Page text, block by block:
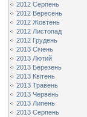
2012 Серпень
2012 Вересень
2012 Жовтень
2012 Листопад
2012 Грудень
2013 Січень
2013 Лютий
2013 Березень
2013 Квітень
2013 Травень
2013 Червень
2013 Липень
2013 Серпень